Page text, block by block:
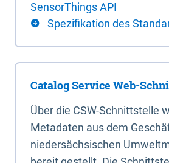
SensorThings API
Spezifikation des
Catalog Service Web-
Über die CSW-Schnittstelle
Metadaten aus dem
niedersächsischen